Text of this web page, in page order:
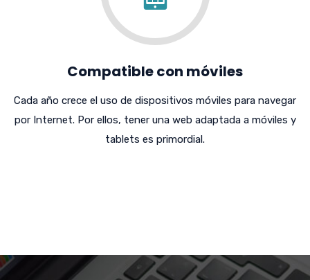
Compatible con móviles
Cada año crece el uso de dispositivos móviles para navegar
por Internet. Por ellos, tener una web adaptada a móviles y
tablets es primordial.